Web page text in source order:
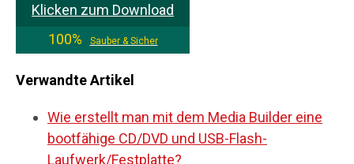
Klicken zum Download
100%
Sauber & Sicher
Verwandte Artikel
Wie erstellt man mit dem Media Builder eine
bootfähige CD/DVD und USB-Flash-
Laufwerk/Festplatte?